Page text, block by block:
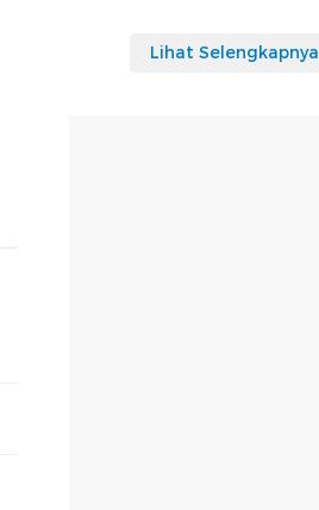
Lihat Selengkapnya